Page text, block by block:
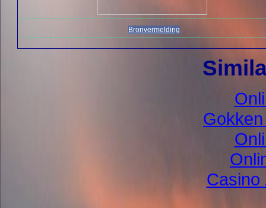
Bronvermelding
Casino